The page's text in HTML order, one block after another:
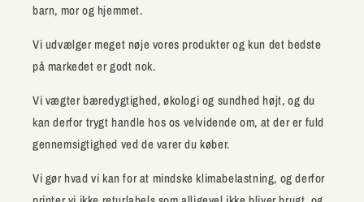
barn, mor og hjemmet.
Vi udvælger meget nøje vores produkter og kun det bedste
på markedet er godt nok.
Vi vægter bæredygtighed, økologi og sundhed højt, og du
kan derfor trygt handle hos os velvidende om, at der er fuld
gennemsigtighed ved de varer du køber.
Vi gør hvad vi kan for at mindske klimabelastning, og derfor